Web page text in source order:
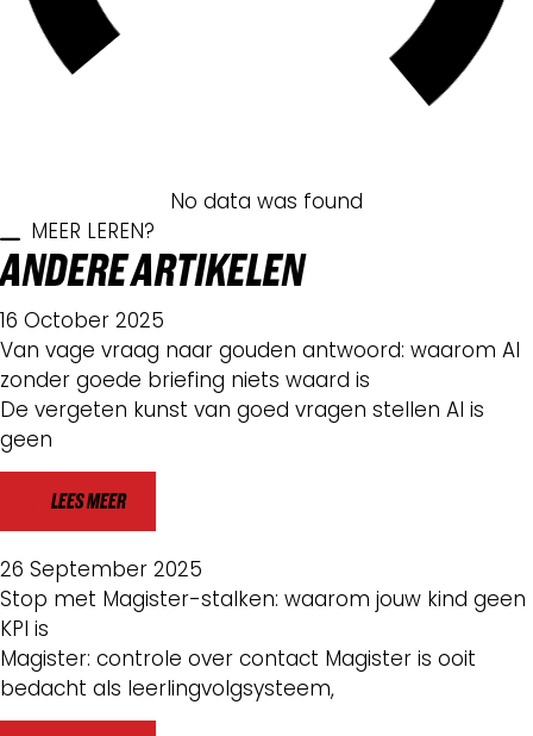
No data was found
MEER LEREN?
ANDERE ARTIKELEN
16 October 2025
Van vage vraag naar gouden antwoord: waarom AI
zonder goede briefing niets waard is
De vergeten kunst van goed vragen stellen AI is
geen
LEES MEER
26 September 2025
Stop met Magister-stalken: waarom jouw kind geen
KPI is
Magister: controle over contact Magister is ooit
bedacht als leerlingvolgsysteem,